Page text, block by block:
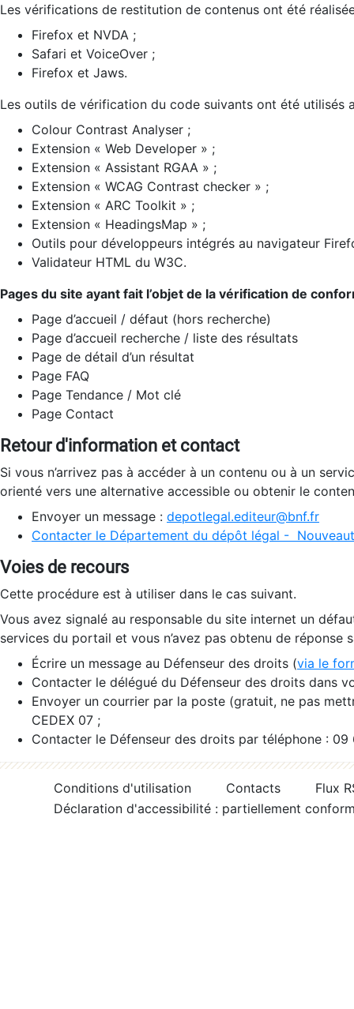
Les vérifications de restitution de contenus ont été
Firefox et NVDA ;
Safari et VoiceOver ;
Firefox et Jaws.
Les outils de vérification du code suivants ont été utilisés
Colour Contrast Analyser ;
Extension « Web Developer » ;
Extension « Assistant RGAA » ;
Extension « WCAG Contrast checker » ;
Extension « ARC Toolkit » ;
Extension « HeadingsMap » ;
Outils pour développeurs intégrés au navigateur
Validateur HTML du W3C.
Pages du site ayant fait l’objet de la vérification de
Page d’accueil / défaut (hors recherche)
Page d’accueil recherche / liste des résultats
Page de détail d’un résultat
Page FAQ
Page Tendance / Mot clé
Page Contact
Retour d'information et contact
Si vous n’arrivez pas à accéder à un contenu ou à un
orienté vers une alternative accessible ou obtenir le
Envoyer un message : depotlegal.editeur@bnf.fr
Contacter le Département du dépôt légal -
Voies de recours
Cette procédure est à utiliser dans le cas suivant.
Vous avez signalé au responsable du site internet un
services du portail et vous n’avez pas obtenu de réponse
Écrire un message au Défenseur des droits (via le
Contacter le délégué du Défenseur des droits dans
Envoyer un courrier par la poste (gratuit, ne pas
CEDEX 07 ;
Contacter le Défenseur des droits par téléphone :
Conditions d'utilisation Contacts
Flux
Déclaration d'accessibilité : partiellement